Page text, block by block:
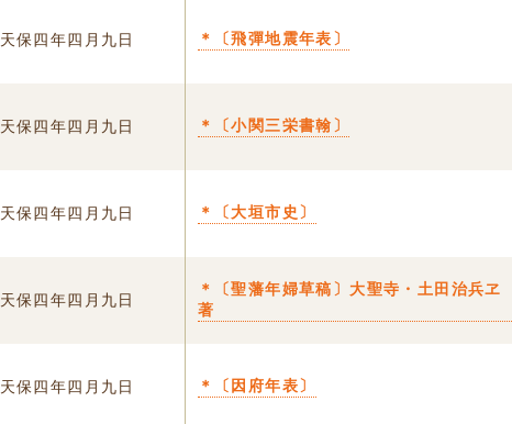
天保四年四月九日 ＊〔飛彈地震年表〕
天保四年四月九日 ＊〔小関三栄書翰〕
天保四年四月九日 ＊〔大垣市史〕
天保四年四月九日
＊〔聖藩年婦草稿〕大聖寺・土田治兵ヱ
著
天保四年四月九日 ＊〔因府年表〕